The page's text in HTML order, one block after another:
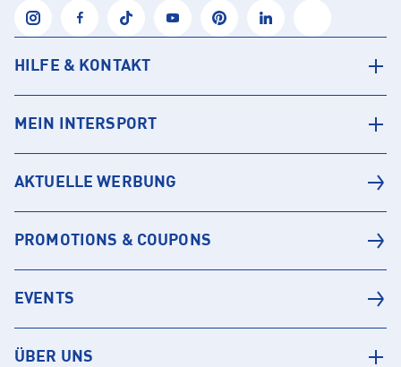
HILFE & KONTAKT
MEIN INTERSPORT
AKTUELLE WERBUNG
PROMOTIONS & COUPONS
EVENTS
ÜBER UNS